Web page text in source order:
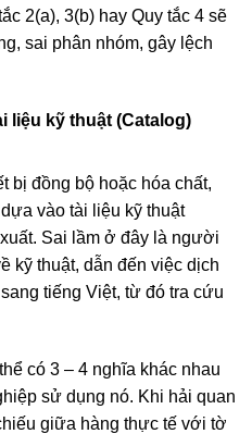
2(a), 3(b) hay Quy tắc 4 sẽ
sai phân nhóm, gây lệch
liệu kỹ thuật (Catalog)
bị đồng bộ hoặc hóa chất,
vào tài liệu kỹ thuật
Sai lầm ở đây là người
kỹ thuật, dẫn đến việc dịch
tiếng Việt, từ đó tra cứu
có 3 – 4 nghĩa khác nhau
sử dụng nó. Khi hải quan
giữa hàng thực tế với tờ